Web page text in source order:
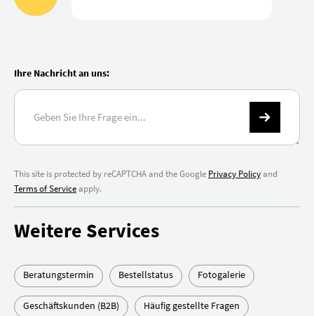
Ihre Nachricht an uns:
This site is protected by reCAPTCHA and the Google Privacy Policyand
Terms of Serviceapply.
Weitere Services
Beratungstermin Bestellstatus Fotogalerie
Geschäftskunden (B2B) Häufig gestellte Fragen